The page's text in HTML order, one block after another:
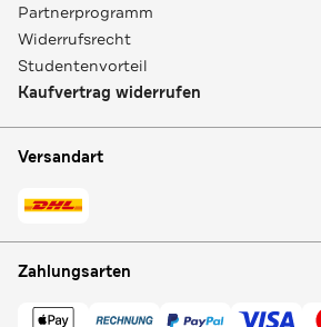
Partnerprogramm
Widerrufsrecht
Studentenvorteil
Kaufvertrag widerrufen
Versandart
Zahlungsarten